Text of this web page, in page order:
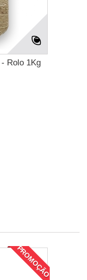
Rolo 1Kg
PROMOÇÃO